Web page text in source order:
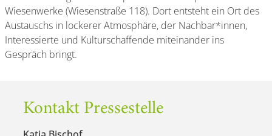
Wiesenwerke (Wiesenstraße 118). Dort entsteht ein Ort des
Austauschs in lockerer Atmosphäre, der Nachbar*innen,
Interessierte und Kulturschaffende miteinander ins
Gespräch bringt.
Kontakt Pressestelle